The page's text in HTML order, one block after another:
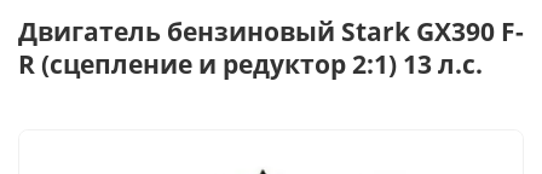
Двигатель бензиновый Stark GX390 F-
R (сцепление и редуктор 2:1) 13 л.с.